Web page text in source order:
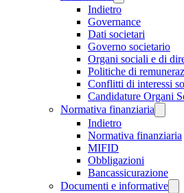
Indietro
Governance
Dati societari
Governo societario
Organi sociali e di
Politiche di
Conflitti di interessi
Candidature Organi
Normativa finanziaria
Indietro
Normativa finanziaria
MIFID
Obbligazioni
Bancassicurazione
Documenti e informative